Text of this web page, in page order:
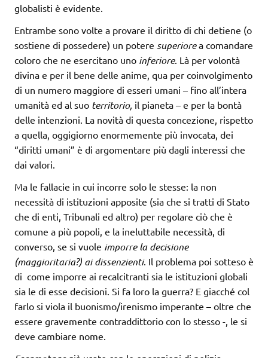
globalisti è evidente.
Entrambe sono volte a provare il diritto di chi detiene (o
sostiene di possedere) un potere superiorea comandare
coloro che ne esercitano uno inferiore. Là per volontà
divina e per il bene delle anime, qua per coinvolgimento
di un numero maggiore di esseri umani – fino all’intera
umanità ed al suo territorio, il pianeta – e per la bontà
delle intenzioni. La novità di questa concezione, rispetto
a quella, oggigiorno enormemente più invocata, dei
“diritti umani” è di argomentare più dagli interessi che
dai valori.
Ma le fallacie in cui incorre solo le stesse: la non
necessità di istituzioni apposite (sia che si tratti di Stato
che di enti, Tribunali ed altro) per regolare ciò che è
comune a più popoli, e la ineluttabile necessità, di
converso, se si vuole imporre la decisione
(maggioritaria?) ai dissenzienti. Il problema poi sotteso è
di come imporre ai recalcitranti sia le istituzioni globali
sia le di esse decisioni. Si fa loro la guerra? E giacché col
farlo si viola il buonismo/irenismo imperante – oltre che
essere gravemente contraddittorio con lo stesso -, le si
deve cambiare nome.